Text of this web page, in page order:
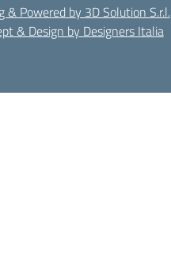
& Powered by 3D Solution S.r.l.
& Design by Designers Italia